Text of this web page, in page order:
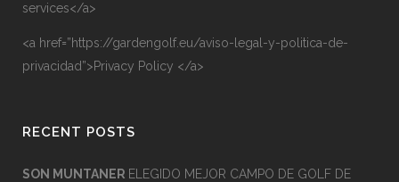
services</a>
<a href=”https://gardengolf.eu/aviso-legal-y-politica-de-
privacidad”>Privacy Policy </a>
RECENT POSTS
SON MUNTANER ELEGIDO MEJOR CAMPO DE GOLF DE